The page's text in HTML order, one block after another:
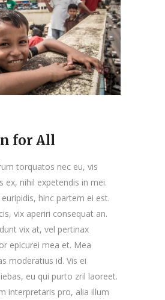
for All
torquatos nec eu, vis
ex, nihil expetendis in mei.
hinc partem ei est.
vix aperiri consequat an.
vix at, vel pertinax
epicurei mea et. Mea
moderatius id. Vis ei
eu qui purto zril laoreet.
interpretaris pro, alia illum